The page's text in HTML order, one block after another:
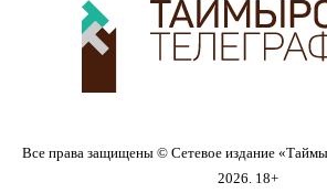
Все права защищены © Сетевое издание
2026. 18+